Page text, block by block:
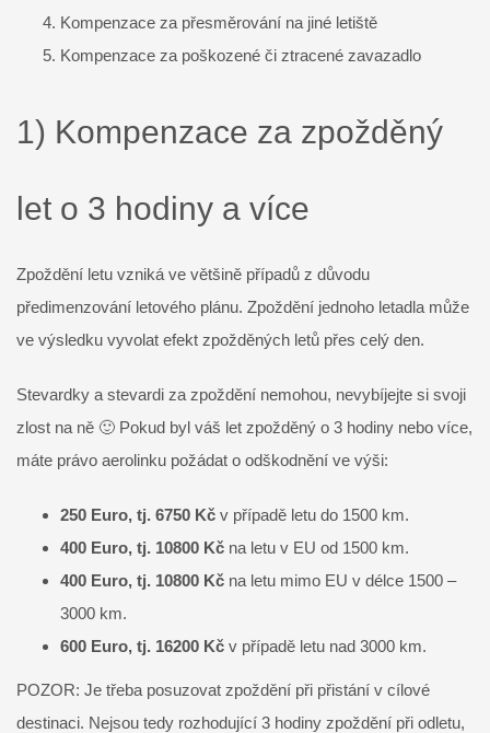
Kompenzace za přesměrování na jiné letiště
Kompenzace za poškozené či ztracené zavazadlo
1) Kompenzace za zpožděný
let o 3 hodiny a více
Zpoždění letu vzniká ve většině případů z důvodu
předimenzování letového plánu. Zpoždění jednoho letadla může
ve výsledku vyvolat efekt zpožděných letů přes celý den.
Stevardky a stevardi za zpoždění nemohou, nevybíjejte si svoji
zlost na ně 🙂 Pokud byl váš let zpožděný o 3 hodiny nebo více,
máte právo aerolinku požádat o odškodnění ve výši:
250 Euro, tj. 6750 Kč v případě letu do 1500 km.
400 Euro, tj. 10800 Kč na letu v EU od 1500 km.
400 Euro, tj. 10800 Kč na letu mimo EU v délce 1500 –
3000 km.
600 Euro, tj. 16200 Kč v případě letu nad 3000 km.
POZOR: Je třeba posuzovat zpoždění při přistání v cílové
destinaci. Nejsou tedy rozhodující 3 hodiny zpoždění při odletu,